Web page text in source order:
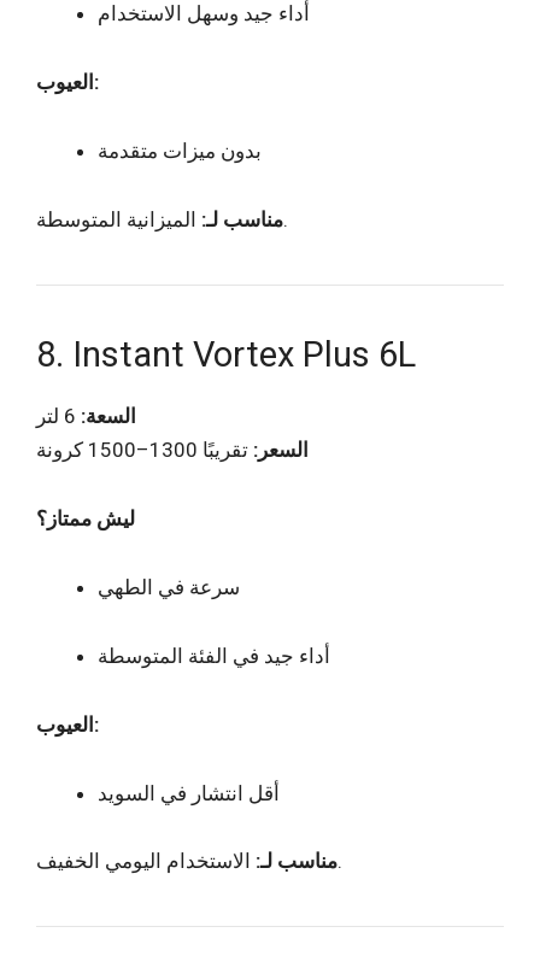
أداء جيد وسهل الاستخدام
العيوب:
بدون ميزات متقدمة
مناسب لـ:الميزانية المتوسطة.
8. Instant Vortex Plus 6L
السعة:
السعر: تقريبًا 1300–1500 كرونة
ليش ممتاز؟
سرعة في الطهي
أداء جيد في الفئة المتوسطة
العيوب:
أقل انتشار في السويد
مناسب لـ:الاستخدام اليومي الخفيف.